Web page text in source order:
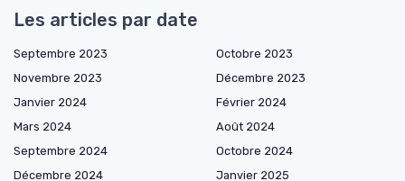
Les articles par date
Septembre 2023
Octobre 2023
Novembre 2023
Décembre 2023
Janvier 2024
Février 2024
Mars 2024
Août 2024
Septembre 2024
Octobre 2024
Décembre 2024
Janvier 2025